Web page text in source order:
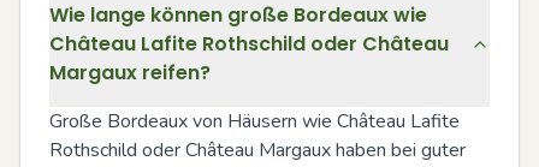
Wie lange können große Bordeaux wie
Château Lafite Rothschild oder Château
Margaux reifen?
Große Bordeaux von Häusern wie Château Lafite
Rothschild oder Château Margaux haben bei guter